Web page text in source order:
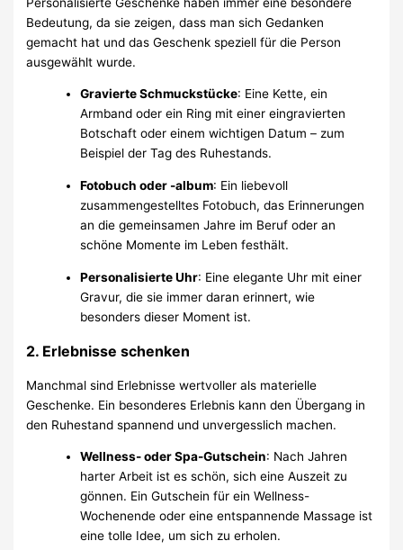
Bedeutung, da sie zeigen, dass man sich Gedanken
gemacht hat und das Geschenk speziell für die Person
ausgewählt wurde.
Gravierte Schmuckstücke: Eine Kette, ein
Armband oder ein Ring mit einer eingravierten
Botschaft oder einem wichtigen Datum – zum
Beispiel der Tag des Ruhestands.
Fotobuch oder -album: Ein liebevoll
zusammengestelltes Fotobuch, das Erinnerungen
an die gemeinsamen Jahre im Beruf oder an
schöne Momente im Leben festhält.
Personalisierte Uhr: Eine elegante Uhr mit einer
Gravur, die sie immer daran erinnert, wie
besonders dieser Moment ist.
2. Erlebnisse schenken
Manchmal sind Erlebnisse wertvoller als materielle
Geschenke. Ein besonderes Erlebnis kann den Übergang in
den Ruhestand spannend und unvergesslich machen.
Wellness- oder Spa-Gutschein: Nach Jahren
harter Arbeit ist es schön, sich eine Auszeit zu
gönnen. Ein Gutschein für ein Wellness-
Wochenende oder eine entspannende Massage ist
eine tolle Idee, um sich zu erholen.